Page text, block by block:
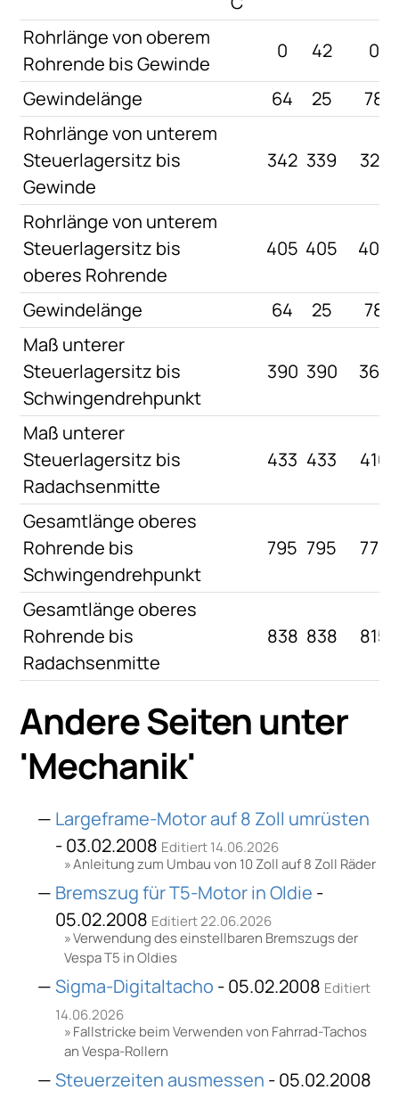
Rohrlänge von oberem
Rohrende bis Gewinde
0 42
0
Gewindelänge
64 25
78
Rohrlänge von unterem
Steuerlagersitz bis
Gewinde
342 339 327
Rohrlänge von unterem
Steuerlagersitz bis
oberes Rohrende
405 405 405
Gewindelänge 64 25
78
Maß unterer
Steuerlagersitz bis
Schwingendrehpunkt
390 390 365
Maß unterer
Steuerlagersitz bis
Radachsenmitte
433 433 410
Gesamtlänge oberes
Rohrende bis
Schwingendrehpunkt
795 795 770
Gesamtlänge oberes
Rohrende bis
Radachsenmitte
838 838 815
Andere Seiten unter
'Mechanik'
Largeframe-Motor auf 8 Zoll umrüsten
- 03.02.2008 Editiert 14.06.2026
Anleitung zum Umbau von 10 Zoll auf 8 Zoll Räder
Bremszug für T5-Motor in Oldie -
05.02.2008 Editiert 22.06.2026
Verwendung des einstellbaren Bremszugs der
Vespa T5 in Oldies
Sigma-Digitaltacho - 05.02.2008 Editiert
14.06.2026
Fallstricke beim Verwenden von Fahrrad-Tachos
an Vespa-Rollern
Steuerzeiten ausmessen - 05.02.2008